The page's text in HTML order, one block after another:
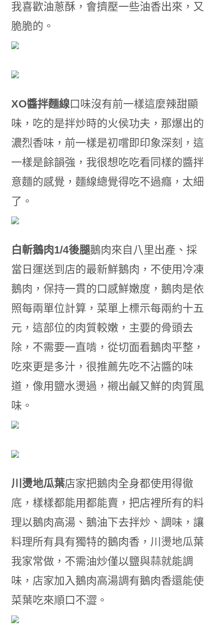
我喜歡油蔥酥，會擠壓一些油香出來，又
脆脆的。
XO醬拌麵線口味沒有前一樣這麼辣甜顯
味，吃的是拌炒時的火侯功夫，那爆出的
濃烈香味，前一樣是初嚐即印象深刻，這
一樣是餘韻強，我很想吃吃看同樣的醬拌
意麵的感覺，麵線總覺得吃不過癮，太細
了。
白斬鵝肉1/4後腿鵝肉來自八里出產、採
當日運送到店的最新鮮鵝肉，不使用冷凍
鵝肉，保持一貫的口感鮮嫩度，鵝肉是依
照每兩單位計算，菜單上標示每兩約十五
元，這部位的肉質較嫩，主要的骨頭去
除，不需要一直啃，從切面看鵝肉平整，
吃來更是多汁，很推薦先吃不沾醬的味
道，像用鹽水燙過，襯出鹹又鮮的肉質風
味。
川燙地瓜葉店家把鵝肉全身都使用得徹
底，樣樣都能用都能賣，把店裡所有的料
理以鵝肉高湯、鵝油下去拌炒、調味，讓
料理所有具有獨特的鵝肉香，川燙地瓜葉
我家常做，不需油炒僅以鹽與蒜就能調
味，店家加入鵝肉高湯調有鵝肉香還能使
菜葉吃來順口不澀。